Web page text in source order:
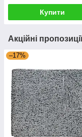
Купити
Акційні
–17%